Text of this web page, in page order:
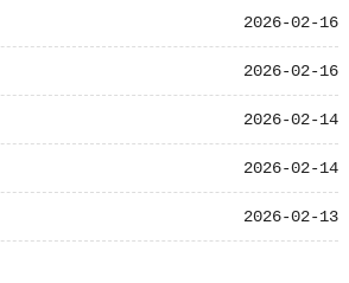
2026-02-16
2026-02-16
2026-02-14
2026-02-14
2026-02-13